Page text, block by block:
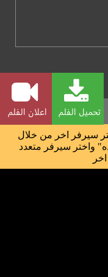
تحميل الفلم اعلان الفلم
سيرفر اخر من خلال
واختر سيرفر متعدد